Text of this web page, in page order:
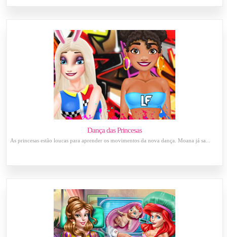
Dança das Princesas
As princesas estão loucas para aprender os movimentos da nova dança. Moana já sa...